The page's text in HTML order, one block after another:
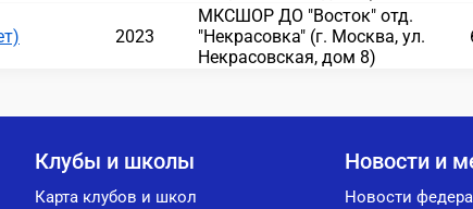
2023
МКСШОР ДО "Восток" отд.
"Некрасовка" (г. Москва, ул.
Некрасовская, дом 8)
Клубы и школы
Карта клубов и школ
Новости и
Новости